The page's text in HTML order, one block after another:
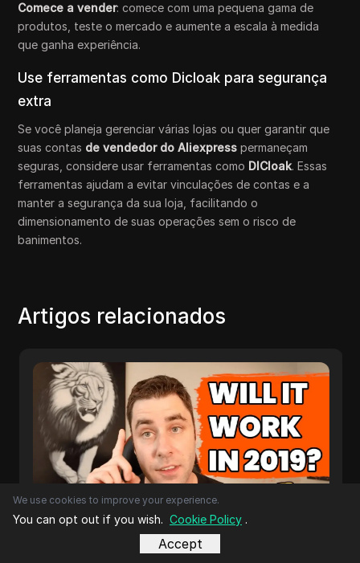
Comece a vender: comece com uma pequena gama de
produtos, teste o mercado e aumente a escala à medida
que ganha experiência.
Use ferramentas como Dicloak para segurança
extra
Se você planeja gerenciar várias lojas ou quer garantir que
suas contas de vendedor do Aliexpress permaneçam
seguras, considere usar ferramentas como DICloak. Essas
ferramentas ajudam a evitar vinculações de contas e a
manter a segurança da sua loja, facilitando o
dimensionamento de suas operações sem o risco de
banimentos.
Artigos relacionados
Ganhar Dinheiro na Internet
O Dropshipping REALMENTE
We use cookies to improve your experience.
You can opt out if you wish. Cookie Policy .
Accept